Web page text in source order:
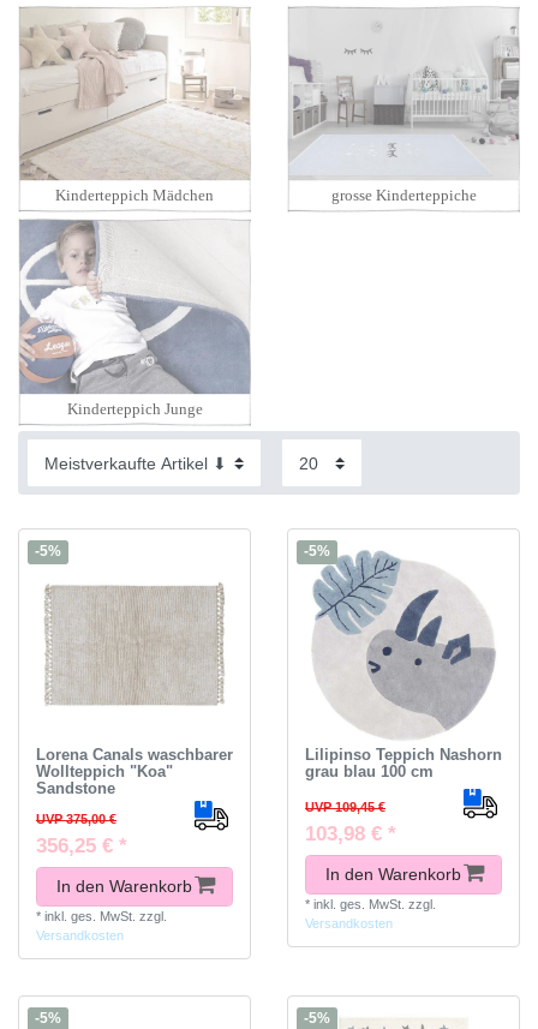
Kinderteppich Mädchen grosse Kinderteppiche
Kinderteppich Junge
-5%
Lorena Canals waschbarer
Wollteppich "Koa"
Sandstone
UVP 375,00 €
356,25 € *
In den Warenkorb
* inkl. ges. MwSt. zzgl.
Versandkosten
-5%
Lilipinso Teppich Nashorn
grau blau 100 cm
UVP 109,45 €
103,98 € *
In den Warenkorb
* inkl. ges. MwSt. zzgl.
Versandkosten
-5% -5%